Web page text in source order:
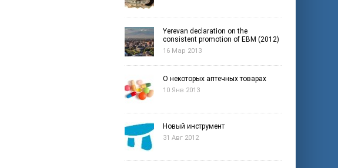
Yerevan declaration on the
consistent promotion of EBM (2012)
16 Мар 2013
О некоторых аптечных товарах
10 Янв 2013
Новый инструмент
31 Авг 2012